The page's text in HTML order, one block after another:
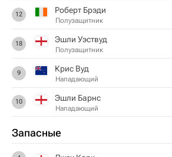
12 Роберт Брэди
Полузащитник
18 Эшли Уэствуд
Полузащитник
9 Крис Вуд
Нападающий
10 Эшли Барнс
Нападающий
Запасные